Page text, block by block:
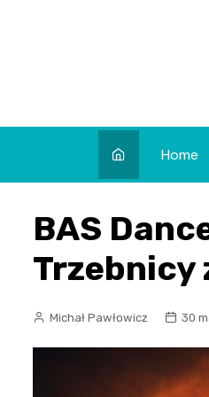
Home
BAS
Trzebnicy
Michał Pawłowicz 30